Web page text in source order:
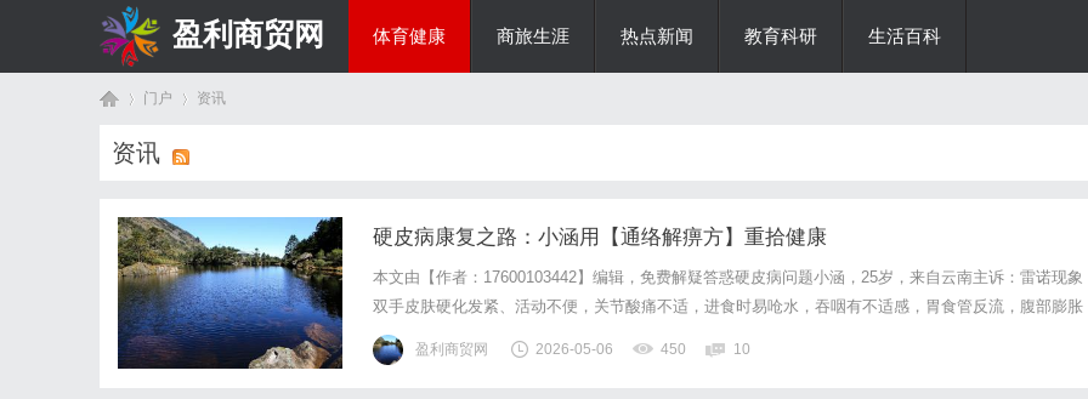
盈利商贸网 体育健康 商旅生涯 热点新闻 教育科研 生活百科
门户 资讯
资讯
硬皮病康复之路：小涵用【通络解痹方】重拾健康
本文由【作者：17600103442】编辑，免费解疑答惑硬皮病问题小涵，25岁，来自云南主诉：雷诺现象
双手皮肤硬化发紧、活动不便，关节酸痛不适，进食时易呛水，吞咽有不适感，胃食管反流，腹部膨胀
长期受便秘困扰；经过专业诊断，小涵被确诊为系统性硬皮病，雷诺氏病；尽管小涵尝试过多种治疗方
法，包括西药、激素和针灸，但效果始终未能满足她的期待。在一次偶然的机会，她...
盈利商贸网 2026-05-06 450 10